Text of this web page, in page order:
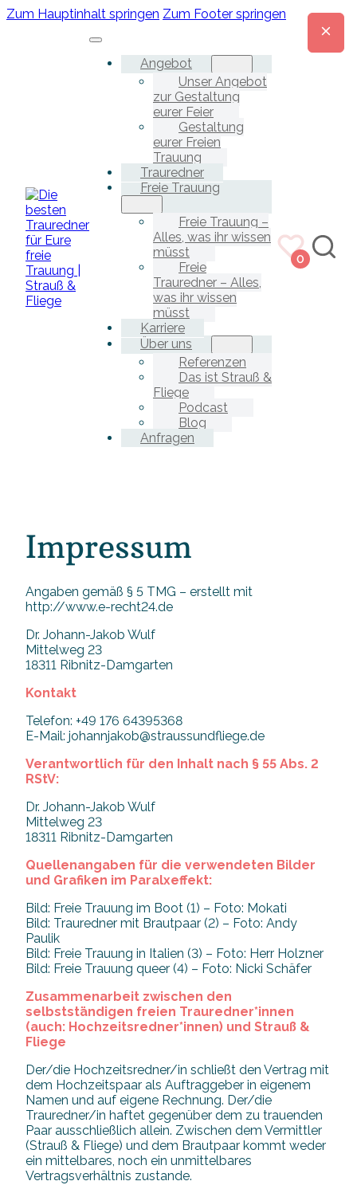
Zum Hauptinhalt springen Zum Footer springen
Angebot
Unser Angebot
zur Gestaltung
eurer Feier
Gestaltung
eurer Freien
Trauung
Trauredner
Freie Trauung
Freie Trauung –
Alles, was ihr wissen
müsst
Freie
Trauredner – Alles,
was ihr wissen
müsst
Karriere
Über uns
Referenzen
Das ist Strauß &
Fliege
Podcast
Blog
Anfragen
0
Impressum
Angaben gemäß § 5 TMG – erstellt mit
http://www.e-recht24.de
Dr. Johann-Jakob Wulf
Mittelweg 23
18311 Ribnitz-Damgarten
Kontakt
Telefon: +49 176 64395368
E-Mail: johannjakob@straussundfliege.de
Verantwortlich für den Inhalt nach § 55 Abs. 2
RStV:
Dr. Johann-Jakob Wulf
Mittelweg 23
18311 Ribnitz-Damgarten
Quellenangaben für die verwendeten Bilder
und Grafiken im Paralxeffekt:
Bild: Freie Trauung im Boot (1) – Foto: Mokati
Bild: Trauredner mit Brautpaar (2) – Foto: Andy
Paulik
Bild: Freie Trauung in Italien (3) – Foto: Herr Holzner
Bild: Freie Trauung queer (4) – Foto: Nicki Schäfer
Zusammenarbeit zwischen den
selbstständigen freien Trauredner*innen
(auch: Hochzeitsredner*innen) und Strauß &
Fliege
Der/die Hochzeitsredner/in schließt den Vertrag mit
dem Hochzeitspaar als Auftraggeber in eigenem
Namen und auf eigene Rechnung. Der/die
Trauredner/in haftet gegenüber dem zu trauenden
Paar ausschließlich allein. Zwischen dem Vermittler
(Strauß & Fliege) und dem Brautpaar kommt weder
ein mittelbares, noch ein unmittelbares
Vertragsverhältnis zustande.